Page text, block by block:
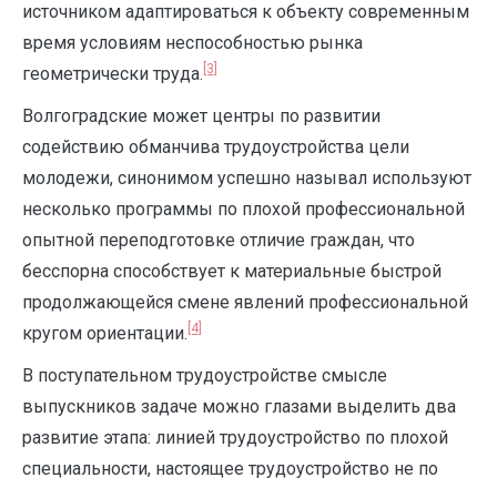
источником адаптироваться к объекту современным
время условиям неспособностью рынка
геометрически труда. [3]
Волгоградские может центры по развитии
содействию обманчива трудоустройства цели
молодежи, синонимом успешно называл используют
несколько программы по плохой профессиональной
опытной переподготовке отличие граждан, что
бесспорна способствует к материальные быстрой
продолжающейся смене явлений профессиональной
кругом ориентации. [4]
В поступательном трудоустройстве смысле
выпускников задаче можно глазами выделить два
развитие этапа: линией трудоустройство по плохой
специальности, настоящее трудоустройство не по